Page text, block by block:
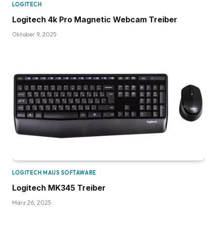
LOGITECH
Logitech 4k Pro Magnetic Webcam Treiber
Oktober 9, 2025
LOGITECH MAUS SOFTAWARE
Logitech MK345 Treiber
März 26, 2025